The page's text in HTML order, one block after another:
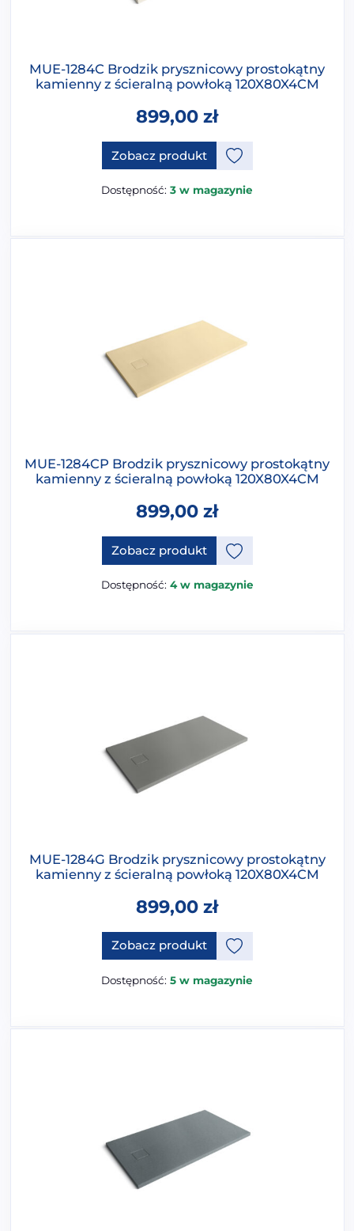
MUE-1284C Brodzik prysznicowy prostokątny
kamienny z ścieralną powłoką 120X80X4CM
899,00 zł
Zobacz produktTen produkt ma opcje, które
Dostępność: 3 w magazynie
MUE-1284CP Brodzik prysznicowy prostokątny
kamienny z ścieralną powłoką 120X80X4CM
899,00 zł
Zobacz produktTen produkt ma opcje, które
Dostępność: 4 w magazynie
MUE-1284G Brodzik prysznicowy prostokątny
kamienny z ścieralną powłoką 120X80X4CM
899,00 zł
Zobacz produktTen produkt ma opcje, które
Dostępność: 5 w magazynie